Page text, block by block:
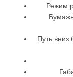
Режим
Путь вниз